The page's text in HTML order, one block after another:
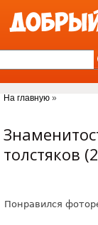
На главную »
толстяков
Понравился